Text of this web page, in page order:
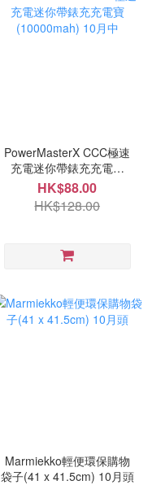
PowerMasterX CCC極速
充電迷你帶錶充充電寶
(10000mah) 10月中
HK$88.00
HK$128.00
Marmiekko輕便環保購物
袋子(41 x 41.5cm) 10月頭